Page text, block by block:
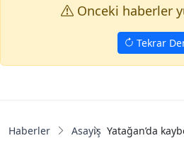
Onceki haberler
Tekrar
Haberler Asayiş Yatağan’da